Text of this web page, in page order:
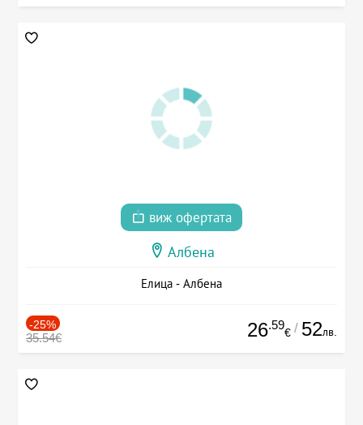
виж офертата
Албена
Елица - Албена
-25%
35.54€ 26.59
€ / 52лв.